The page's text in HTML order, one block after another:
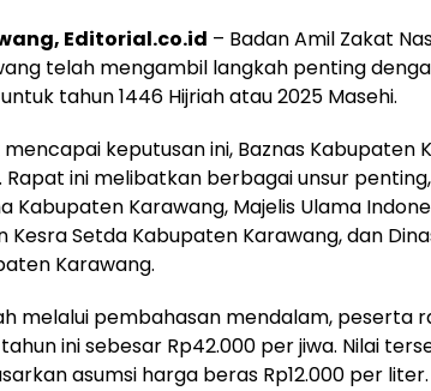
Editorial.co.id – Badan Amil Zakat
telah mengambil langkah penting
tahun 1446 Hijriah atau 2025 Masehi.
mencapai keputusan ini, Baznas
Rapat ini melibatkan berbagai unsur
Kabupaten Karawang, Majelis Ulama
Kesra Setda Kabupaten Karawang, dan
Karawang.
melalui pembahasan mendalam, peserta
ini sebesar Rp42.000 per jiwa. Nilai
asumsi harga beras Rp12.000 per liter.